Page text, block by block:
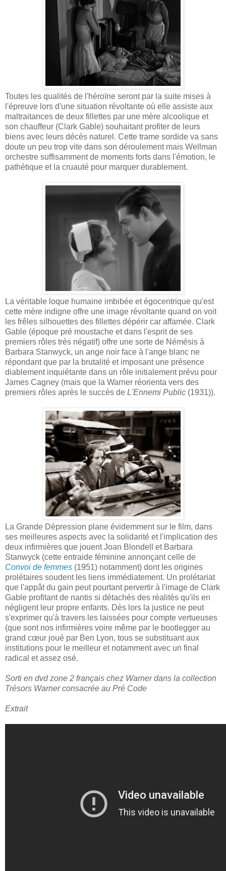
Toutes les qualités de l'héroïne seront par la suite mises à
l'épreuve lors d'une situation révoltante où elle assiste aux
maltraitances de deux fillettes par une mère alcoolique et
son chauffeur (Clark Gable) souhaitant profiter de leurs
biens avec leurs décès naturel. Cette trame sordide va sans
doute un peu trop vite dans son déroulement mais Wellman
orchestre suffisamment de moments forts dans l'émotion, le
pathétique et la cruauté pour marquer durablement.
La véritable loque humaine imbibée et égocentrique qu'est
cette mère indigne offre une image révoltante quand on voit
les frêles silhouettes des fillettes dépérir car affamée. Clark
Gable (époque pré moustache et dans l'esprit de ses
premiers rôles très négatif) offre une sorte de Némésis à
Barbara Stanwyck, un ange noir face à l'ange blanc ne
répondant que par la brutalité et imposant une présence
diablement inquiétante dans un rôle initialement prévu pour
James Cagney (mais que la Warner réorienta vers des
premiers rôles après le succès de L'Ennemi Public (1931)).
La Grande Dépression plane évidemment sur le film, dans
ses meilleures aspects avec la solidarité et l'implication des
deux infirmières que jouent Joan Blondell et Barbara
Stanwyck (cette entraide féminine annonçant celle de
Convoi de femmes (1951) notamment) dont les origines
prolétaires soudent les liens immédiatement. Un prolétariat
que l'appât du gain peut pourtant pervertir à l'image de Clark
Gable profitant de nantis si détachés des réalités qu'ils en
négligent leur propre enfants. Dès lors la justice ne peut
s'exprimer qu'à travers les laissées pour compte vertueuses
(que sont nos infirmières voire même par le bootlegger au
grand cœur joué par Ben Lyon, tous se substituant aux
institutions pour le meilleur et notamment avec un final
radical et assez osé.
Sorti en dvd zone 2 français chez Warner dans la collection
Trésors Warner consacrée au Pré Code
Extrait